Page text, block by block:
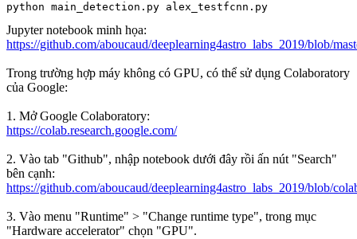
python main_detection.py alex_testfcnn.py
Jupyter notebook minh họa:
https://github.com/aboucaud/deeplearning4astro_labs_2019/blob/
Trong trường hợp máy không có GPU, có thể sử dụng Colaboratory
của Google:
1. Mở Google Colaboratory:
https://colab.research.google.com/
2. Vào tab "Github", nhập notebook dưới đây rồi ấn nút "Search"
bên cạnh:
https://github.com/aboucaud/deeplearning4astro_labs_2019/blob/
3. Vào menu "Runtime" > "Change runtime type", trong mục
"Hardware accelerator" chọn "GPU".